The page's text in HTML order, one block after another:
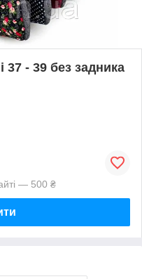
37 - 39 без задника
— 500 ₴